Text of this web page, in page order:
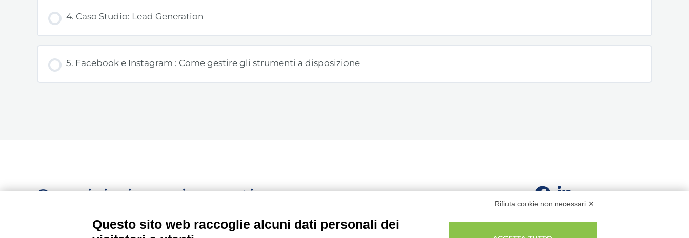
4. Caso Studio: Lead Generation
5. Facebook e Instagram : Come gestire gli strumenti a disposizione
Seguici, siamo in continuo
aggiornamento...
Rifiuta cookie non necessari ✕
Questo sito web raccoglie alcuni dati personali dei